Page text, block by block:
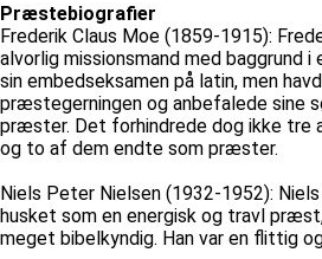
Præstebiografier
Frederik Claus Moe (1859-1915):
alvorlig missionsmand med baggrund
sin embedseksamen på latin, men
præstegerningen og anbefalede sine
præster. Det forhindrede dog ikke tre
og to af dem endte som præster.
Niels Peter Nielsen (1932-1952):
husket som en energisk og travl
meget bibelkyndig. Han var en flittig